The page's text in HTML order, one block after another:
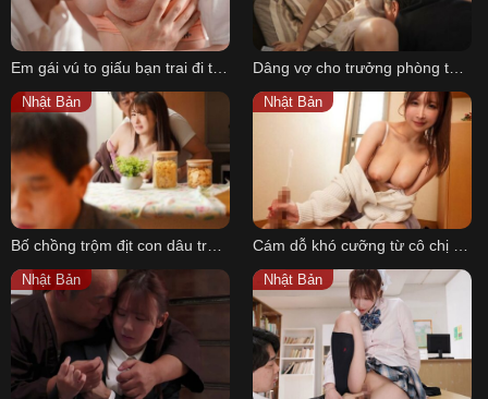
Em gái vú to giấu bạn trai đi tập gym rồi địt cùng PT trong phòng tập Dâng vợ cho trưởng phòng thỏa mãn để được ở lại công ty
Nhật Bản Nhật Bản
Nhật Bản Nhật Bản